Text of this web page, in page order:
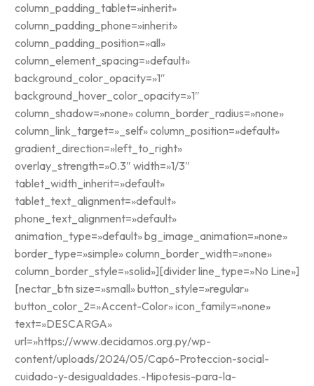
column_padding_tablet=»inherit»
column_padding_phone=»inherit»
column_padding_position=»all»
column_element_spacing=»default»
background_color_opacity=»1″
background_hover_color_opacity=»1″
column_shadow=»none» column_border_radius=»none»
column_link_target=»_self» column_position=»default»
gradient_direction=»left_to_right»
overlay_strength=»0.3″ width=»1/3″
tablet_width_inherit=»default»
tablet_text_alignment=»default»
phone_text_alignment=»default»
animation_type=»default» bg_image_animation=»none»
border_type=»simple» column_border_width=»none»
column_border_style=»solid»][divider line_type=»No Line»]
[nectar_btn size=»small» button_style=»regular»
button_color_2=»Accent-Color» icon_family=»none»
text=»DESCARGA»
url=»https://www.decidamos.org.py/wp-
content/uploads/2024/05/Cap6-Proteccion-social-
cuidado-y-desigualdades.-Hipotesis-para-la-